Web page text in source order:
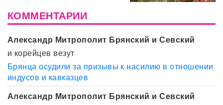
КОММЕНТАРИИ
Александр Митрополит Брянский и Севский
и корейцев везут
Брянца осудили за призывы к насилию в отношении
индусов и кавказцев
Александр Митрополит Брянский и Севский